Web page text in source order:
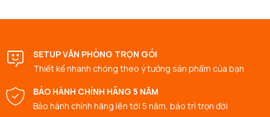
SETUP VĂN PHÒNG TRỌN GÓI
Thiết kế nhanh chóng theo ý tưởng sản phẩm của bạn
BẢO HÀNH CHÍNH HÃNG 5 NĂM
Bảo hành chính hãng lên tới 5 năm, bảo trì trọn đời